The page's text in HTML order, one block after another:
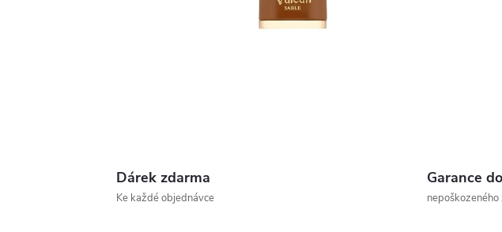
Dárek zdarma
Ke každé objednávce
Garance